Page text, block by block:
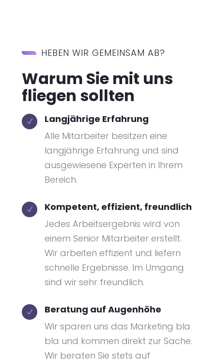
HEBEN WIR GEMEINSAM AB?
Warum Sie mit uns
fliegen sollten
N
Langjährige Erfahrung
Alle Mitarbeiter besitzen eine
langjährige Erfahrung und sind
ausgewiesene Experten in Ihrem
Bereich.
N
Kompetent, effizient, freundlich
Jedes Arbeitsergebnis wird von
einem Senior Mitarbeiter erstellt.
Wir arbeiten effizient und liefern
schnelle Ergebnisse. Im Umgang
sind wir sehr freundlich.
N
Beratung auf Augenhöhe
Wir sparen uns das Marketing bla
bla und kommen direkt zur Sache.
Wir beraten Sie stets auf